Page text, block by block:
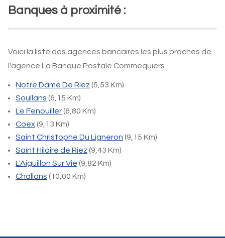
Banques à proximité :
Voici la liste des agences bancaires les plus proches de
l'agence La Banque Postale Commequiers
Notre Dame De Riez (5,53 Km)
Soullans (6,15 Km)
Le Fenouiller(6,80 Km)
Coex(9,13 Km)
Saint Christophe Du Ligneron (9,15 Km)
Saint Hilaire de Riez (9,43 Km)
L'Aiguillon Sur Vie (9,82 Km)
Challans (10,00 Km)